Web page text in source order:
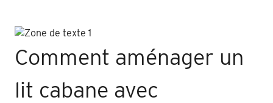
Comment aménager un
lit cabane avec